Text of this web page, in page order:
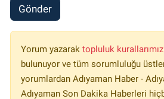
Gönder
Yorum yazarak topluluk
bulunuyor ve tüm sorumluluğu
yorumlardan Adıyaman Haber -
Adıyaman Son Dakika Haberleri